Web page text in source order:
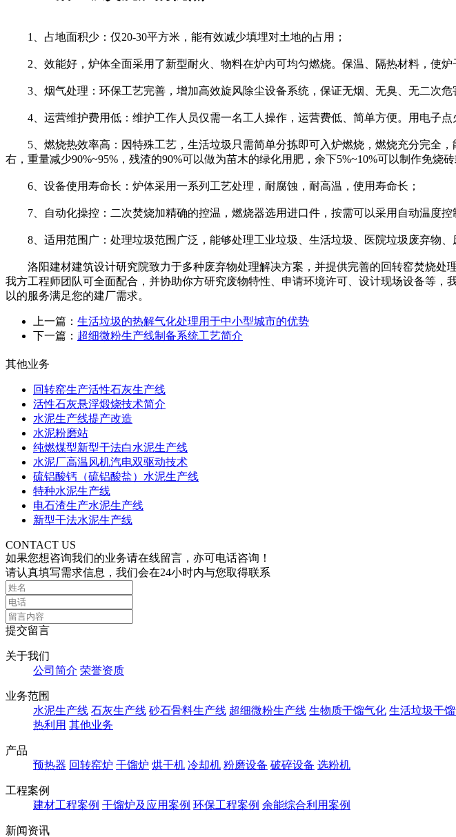
1、占地面积少：仅20-30平方米，能有效减少填埋对土地的占用；
2、效能好，炉体全面采用了新型耐火、物料在炉内可均匀燃烧。保温、隔热材料，使炉
3、烟气处理：环保工艺完善，增加高效旋风除尘设备系统，保证无烟、无臭、无二次危
4、运营维护费用低：维护工作人员仅需一名工人操作，运营费低、简单方便。用电子点
5、燃烧热效率高：因特殊工艺，生活垃圾只需简单分拣即可入炉燃烧，燃烧充分完全，
右，重量减少90%~95%，残渣的90%可以做为苗木的绿化用肥，余下5%~10%可以制作免烧
6、设备使用寿命长：炉体采用一系列工艺处理，耐腐蚀，耐高温，使用寿命长；
7、自动化操控：二次焚烧加精确的控温，燃烧器选用进口件，按需可以采用自动温度控
8、适用范围广：处理垃圾范围广泛，能够处理工业垃圾、生活垃圾、医院垃圾废弃物、
洛阳建材建筑设计研究院致力于多种废弃物处理解决方案，并提供完善的回转窑焚烧处
我方工程师团队可全面配合，并协助你方研究废物特性、申请环境许可、设计现场设备等
以的服务满足您的建厂需求。
上一篇： 生活垃圾的热解气化处理用于中小型城市的优势
下一篇： 超细微粉生产线制备系统工艺简介
其他业务
回转窑生产活性石灰生产线
活性石灰悬浮煅烧技术简介
水泥生产线提产改造
水泥粉磨站
纯燃煤型新型干法白水泥生产线
水泥厂高温风机汽电双驱动技术
硫铝酸钙（硫铝酸盐）水泥生产线
特种水泥生产线
电石渣生产水泥生产线
新型干法水泥生产线
CONTACT US
如果您想咨询我们的业务请在线留言，亦可电话咨询！
请认真填写需求信息，我们会在24小时内与您取得联系
提交留言
关于我们
公司简介 荣誉资质
业务范围
水泥生产线 石灰生产线 砂石骨料生产线 超细微粉生产线 生物质干馏气化 生活垃圾干
热利用 其他业务
产品
预热器 回转窑炉 干馏炉 烘干机 冷却机 粉磨设备 破碎设备 选粉机
工程案例
建材工程案例 干馏炉及应用案例 环保工程案例 余能综合利用案例
新闻资讯